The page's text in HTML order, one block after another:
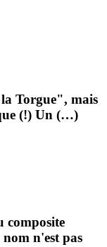
Torgue", mais
(!) Un (…)
composite
nom n'est pas